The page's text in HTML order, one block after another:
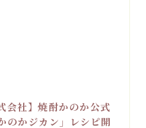
会社】焼酎かのか公式
のかジカン」レシピ開